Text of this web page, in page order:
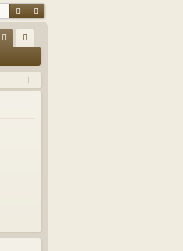
BuscarBúsqueda avanzada
nti
fic
ist
ra